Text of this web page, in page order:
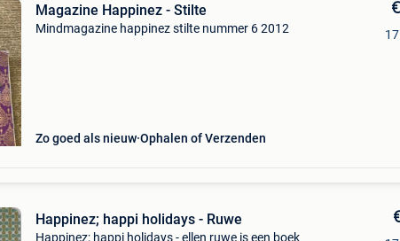
Magazine Happinez - Stilte
Mindmagazine happinez stilte nummer 6 2012
Zo goed als nieuw Ophalen of Verzenden
Happinez; happi holidays - Ruwe
Happinez; happi holidays - ellen ruwe is een boek